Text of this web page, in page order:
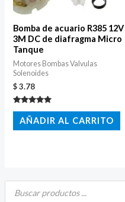
B
Bomba de acuario R385 12V
3M DC de diafragma Micro
Tanque
Motores Bombas Valvulas
Solenoides
$3.78
Valorado
con
5.00
de 5
AÑADIR AL CARRITO